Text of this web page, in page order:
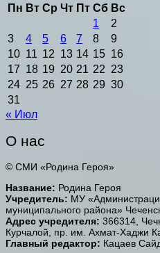
Пн Вт Ср Чт Пт Сб Вс
1
2
3
4 5 6 7 8
9
10 11 12 13 14 15 16
17 18 19 20 21 22 23
24 25 26 27 28 29 30
31
« Июл
О нас
© СМИ «Родина Героя»
Название: Родина Героя
Учредитель: МУ
муниципального района»
Адрес учредителя: 366314,
Курчалой, пр. им. Ахмат-Хаджи
Главный редактор: Кацаев